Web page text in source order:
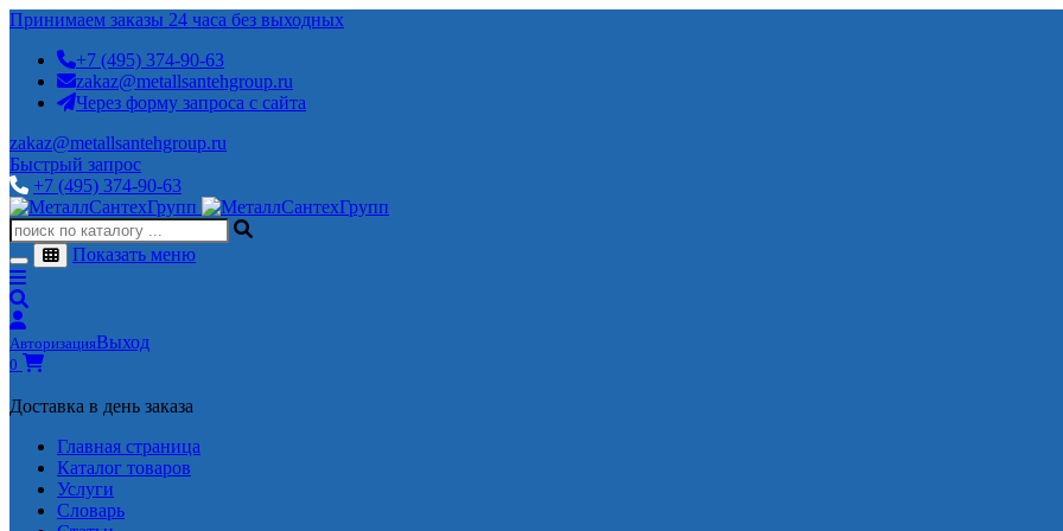
Принимаем заказы 24 часа без выходных
+7 (495) 374-90-63
zakaz@metallsantehgroup.ru
Через форму запроса с сайта
zakaz@metallsantehgroup.ru
Быстрый запрос
+7 (495) 374-90-63
Показать меню
АвторизацияВыход
0
Доставка в день заказа
Главная страница
Каталог товаров
Услуги
Словарь